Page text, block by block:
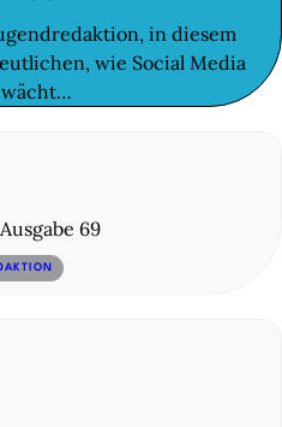
in diesem
wie Social Media
69